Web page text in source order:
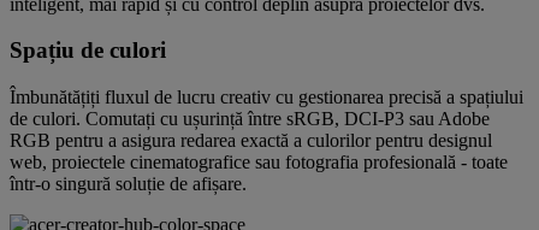
Spațiu de culori
Îmbunătățiți fluxul de lucru creativ cu gestionarea precisă a spațiului
de culori. Comutați cu ușurință între sRGB, DCI-P3 sau Adobe
RGB pentru a asigura redarea exactă a culorilor pentru designul
web, proiectele cinematografice sau fotografia profesională - toate
într-o singură soluție de afișare.